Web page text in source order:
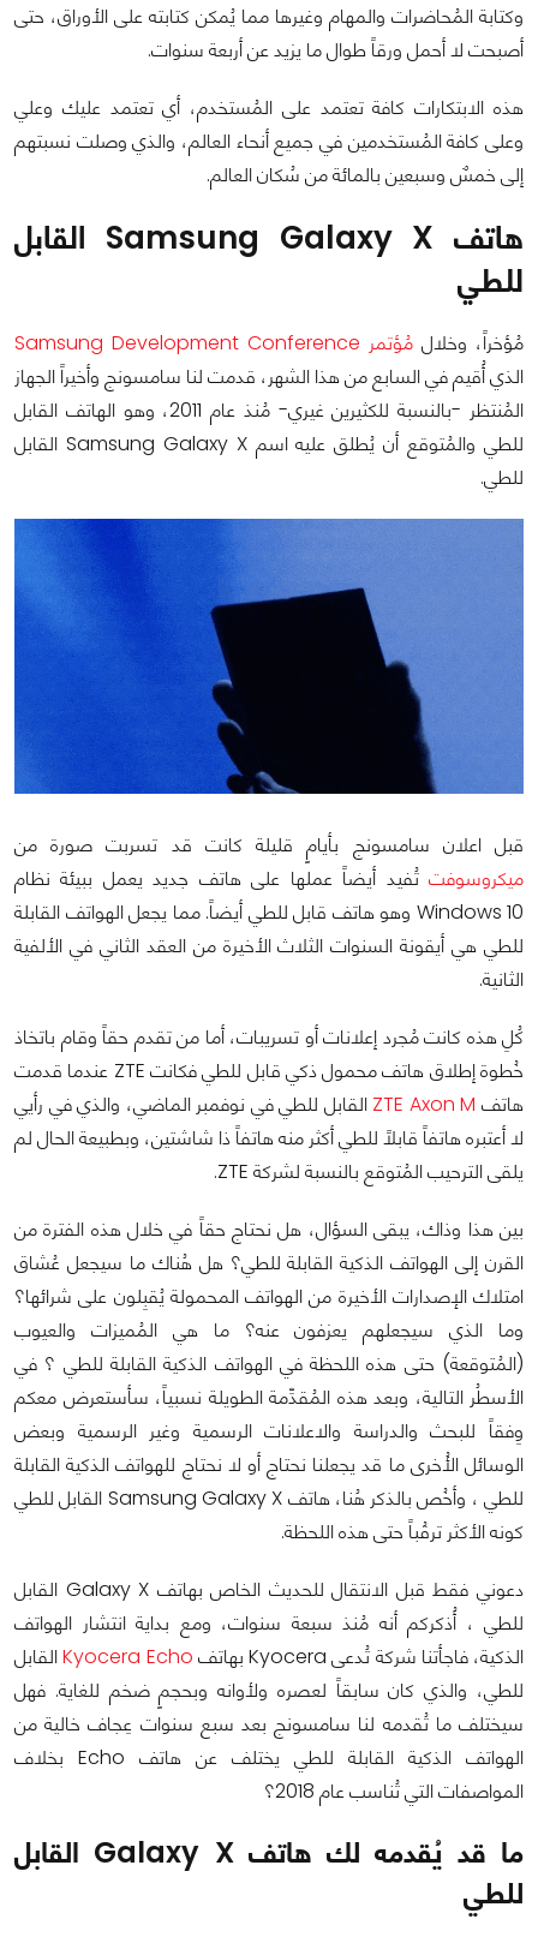
وكتابة المُحاضرات والمهام وغيرها مما يُمكن كتابته على الأوراق، حتى
أصبحت لا أحمل ورقاً طوال ما يزيد عن أربعة سنوات.
هذه الابتكارات كافة تعتمد على المُستخدم، أي تعتمد عليك وعلي
وعلى كافة المُستخدمين في جميع أنحاء العالم، والذي وصلت نسبتهم
إلى خمسٌ وسبعين بالمائة من سُكان العالم.
هاتف Samsung Galaxy X القابل
للطي
مُؤخراً، وخلال مُؤتمر Samsung Development Conference
الذي أُقيم في السابع من هذا الشهر، قدمت لنا سامسونج وأخيراً الجهاز
المُنتظر -بالنسبة للكثيرين غيري- مُنذ عام 2011، وهو الهاتف القابل
للطي والمُتوقع أن يُطلق عليه اسم Samsung Galaxy X القابل
للطي.
قبل اعلان سامسونج بأيامٍ قليلة كانت قد تسربت صورة من
ميكروسوفت تُفيد أيضاً عملها على هاتف جديد يعمل ببيئة نظام
Windows 10 وهو هاتف قابل للطي أيضاً. مما يجعل الهواتف القابلة
للطي هي أيقونة السنوات الثلاث الأخيرة من العقد الثاني في الألفية
الثانية.
كُلِ هذه كانت مُجرد إعلانات أو تسريبات، أما من تقدم حقاً وقام باتخاذ
خُطوة إطلاق هاتف محمول ذكي قابل للطي فكانت ZTE عندما قدمت
هاتف ZTE Axon M القابل للطي في نوفمبر الماضي، والذي في رأيي
لا أعتبره هاتفاً قابلاً للطي أكثر منه هاتفاً ذا شاشتين، وبطبيعة الحال لم
يلقى الترحيب المُتوقع بالنسبة لشركة ZTE.
بين هذا وذاك، يبقى السؤال، هل نحتاج حقاً في خلال هذه الفترة من
القرن إلى الهواتف الذكية القابلة للطي؟ هل هُناك ما سيجعل عُشاق
امتلاك الإصدارات الأخيرة من الهواتف المحمولة يُقبِلون على شرائها؟
وما الذي سيجعلهم يعزفون عنه؟ ما هي المُميزات والعيوب
(المُتوقعة) حتى هذه اللحظة في الهواتف الذكية القابلة للطي ؟ في
الأسطُر التالية، وبعد هذه المُقدِّمة الطويلة نسبياً، سأستعرض معكم
وِفقاً للبحث والدراسة والاعلانات الرسمية وغير الرسمية وبعض
الوسائل الأُخرى ما قد يجعلنا نحتاج أو لا نحتاج للهواتف الذكية القابلة
للطي ، وأخُص بالذكر هُنا، هاتف Samsung Galaxy X القابل للطي
كونه الأكثر ترقُباً حتى هذه اللحظة.
دعوني فقط قبل الانتقال للحديث الخاص بهاتف Galaxy X القابل
للطي ، أُذكركم أنه مُنذ سبعة سنوات، ومع بداية انتشار الهواتف
الذكية، فاجأتنا شركة تُدعى Kyocera بهاتف
Kyocera Echoالقابل
للطي، والذي كان سابقاً لعصره ولأوانه وبحجمٍ ضخم للغاية. فهل
سيختلف ما تُقدمه لنا سامسونج بعد سبع سنوات عِجاف خالية من
الهواتف الذكية القابلة للطي يختلف عن هاتف Echo بخلاف
المواصفات التي تُناسب عام 2018؟
ما قد يُقدمه لك هاتف Galaxy X القابل
للطي